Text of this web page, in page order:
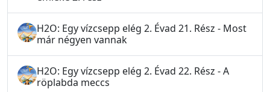
H2O: Egy vízcsepp elég 2. Évad 21. Rész - Most
már négyen vannak
H2O: Egy vízcsepp elég 2. Évad 22. Rész - A
röplabda meccs